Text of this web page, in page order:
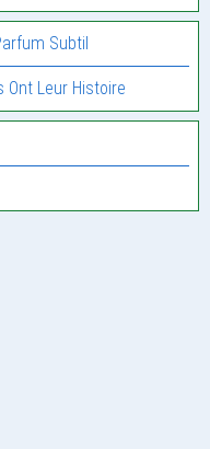
Subtil
Ont Leur Histoire